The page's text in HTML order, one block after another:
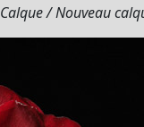
Calque / Nouveau